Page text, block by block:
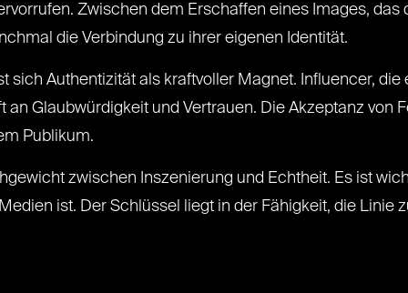
Zwischen dem Erschaffen eines Images,
die Verbindung zu ihrer eigenen Identität.
sich Authentizität als kraftvoller Magnet. Influencer,
Glaubwürdigkeit und Vertrauen. Die Akzeptanz von
Publikum.
zwischen Inszenierung und Echtheit. Es ist
ist. Der Schlüssel liegt in der Fähigkeit, die Linie